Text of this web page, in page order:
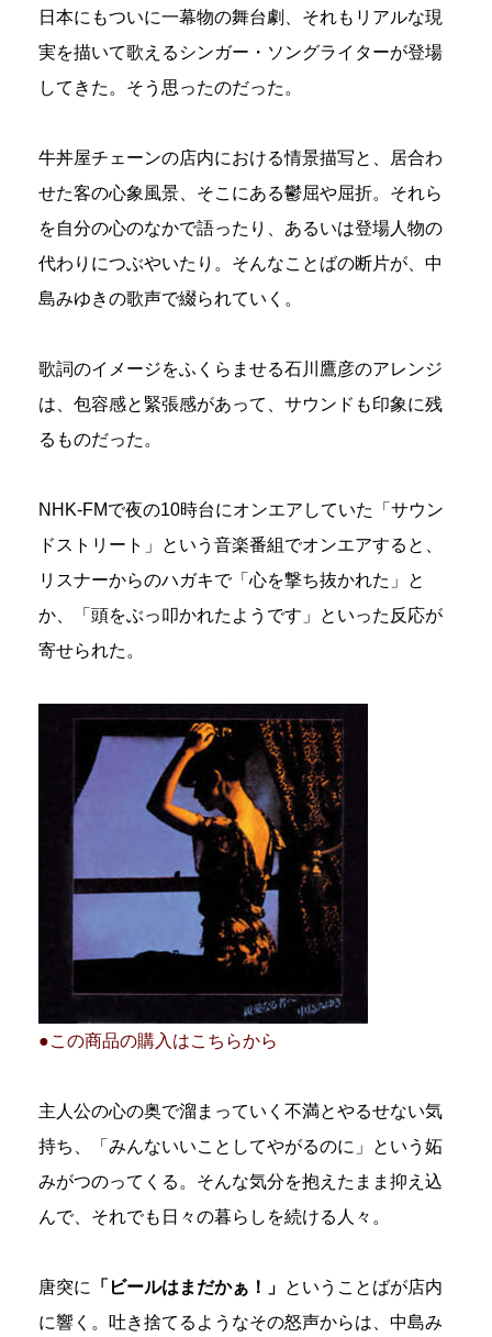
日本にもついに一幕物の舞台劇、それもリアルな現
実を描いて歌えるシンガー・ソングライターが登場
してきた。そう思ったのだった。
牛丼屋チェーンの店内における情景描写と、居合わ
せた客の心象風景、そこにある鬱屈や屈折。それら
を自分の心のなかで語ったり、あるいは登場人物の
代わりにつぶやいたり。そんなことばの断片が、中
島みゆきの歌声で綴られていく。
歌詞のイメージをふくらませる石川鷹彦のアレンジ
は、包容感と緊張感があって、サウンドも印象に残
るものだった。
NHK-FMで夜の10時台にオンエアしていた「サウン
ドストリート」という音楽番組でオンエアすると、
リスナーからのハガキで「心を撃ち抜かれた」と
か、「頭をぶっ叩かれたようです」といった反応が
寄せられた。
●この商品の購入はこちらから
主人公の心の奥で溜まっていく不満とやるせない気
持ち、「みんないいことしてやがるのに」という妬
みがつのってくる。そんな気分を抱えたまま抑え込
んで、それでも日々の暮らしを続ける人々。
唐突に 「ビールはまだかぁ！」 ということばが店内
に響く。吐き捨てるようなその怒声からは、中島み